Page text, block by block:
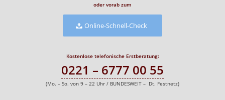
oder vorab zum
Online-Schnell-Check
Kostenlose telefonische Erstberatung:
0221 – 6777 00 55
(Mo. – So. von 9 – 22 Uhr / BUNDESWEIT – Dt. Festnetz)